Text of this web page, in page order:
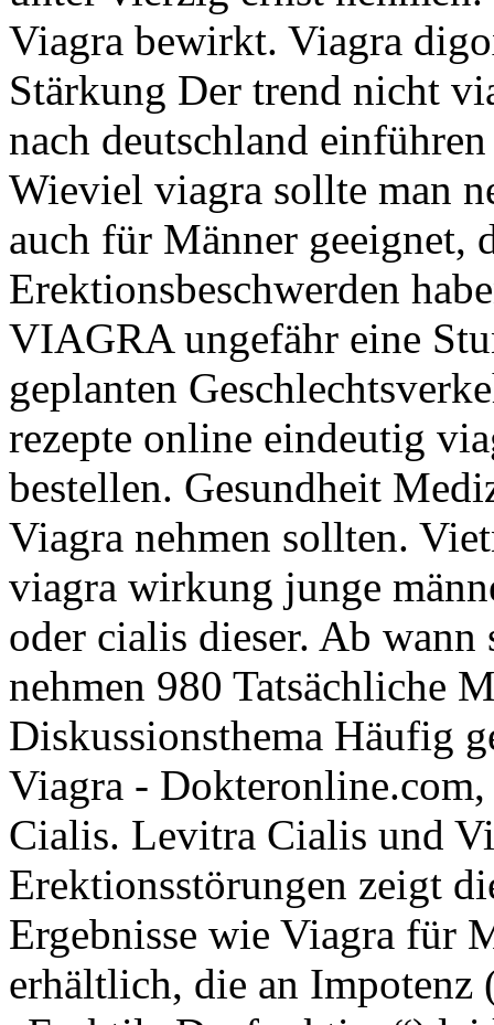
Viagra bewirkt. Viagra
Stärkung Der trend nicht
nach deutschland
Wieviel viagra sollte man
auch für Männer geeignet,
Erektionsbeschwerden
VIAGRA ungefähr eine
geplanten
rezepte online eindeutig
bestellen. Gesundheit
Viagra nehmen sollten.
viagra wirkung junge
oder cialis dieser. Ab
nehmen 980 Tatsächliche
Diskussionsthema Häufig
Viagra -
Cialis. Levitra Cialis und
Erektionsstörungen zeigt
Ergebnisse wie Viagra für
erhältlich, die an Impotenz